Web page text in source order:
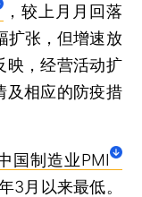
，较上月月回落
扩张，但增速放
映，经营活动扩
及相应的防疫措
国制造业PMI
3月以来最低。